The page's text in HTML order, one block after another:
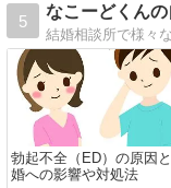
5
なこーどくん
勃起不全（ED）の原因
婚への影響や対処法